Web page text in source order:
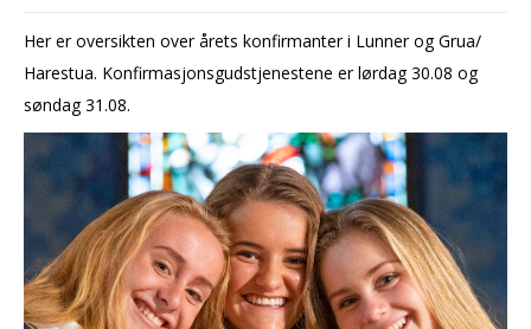
KALENDER
Her er oversikten over årets konfirmanter i Lunner og Grua/
Harestua. Konfirmasjonsgudstjenestene er lørdag 30.08 og
søndag 31.08.